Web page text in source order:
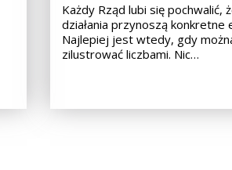
Każdy Rząd lubi się pochwalić,
działania przynoszą konkretne
Najlepiej jest wtedy, gdy
zilustrować liczbami. Nic…